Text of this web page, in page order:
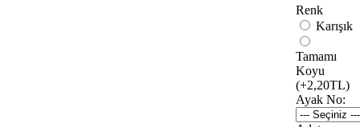
Renk
Karışık
Tamamı
Koyu
(+2,20TL)
Ayak No: